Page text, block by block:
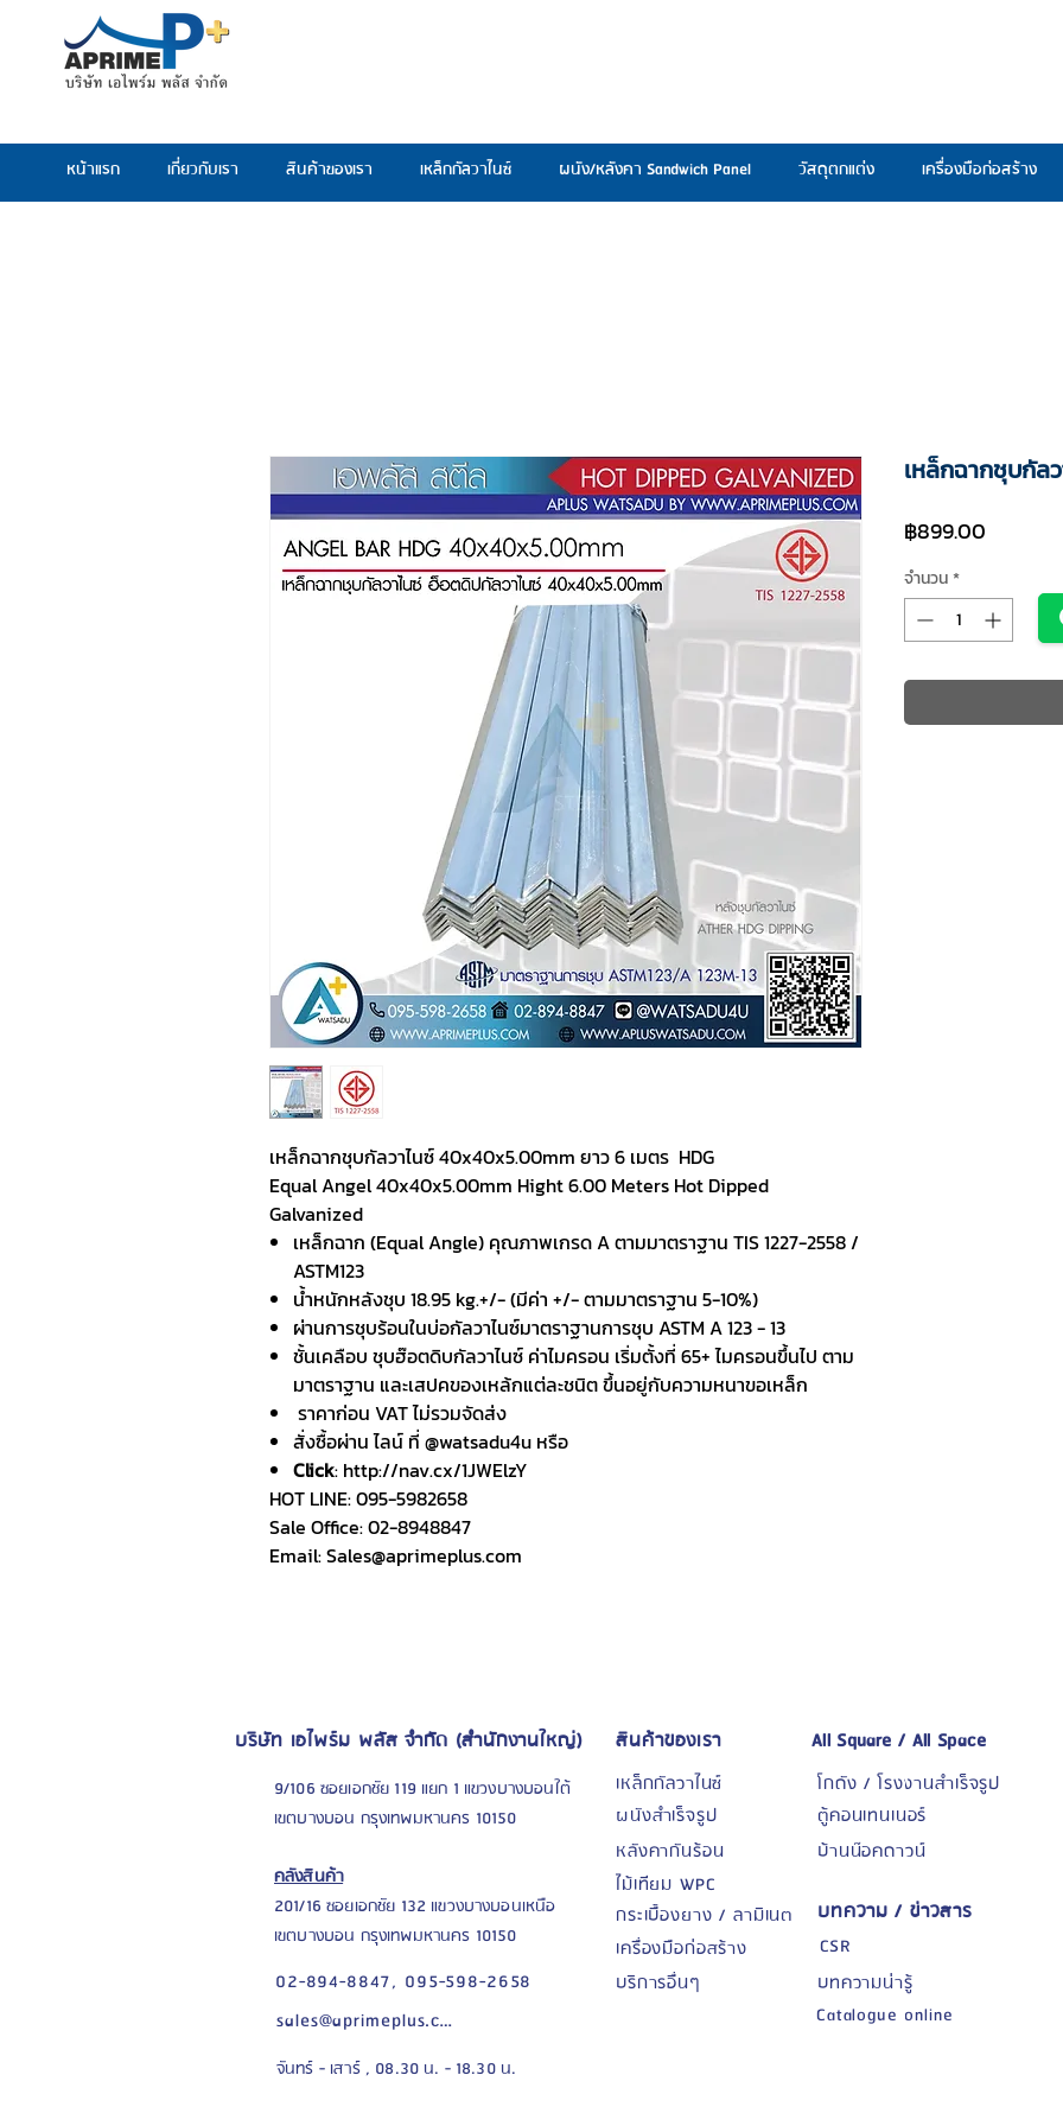
หน้าแรก เกี่ยวกับเรา สินค้าของเรา เหล็กกัลวาไนซ์ ผนัง/หลังคา Sandwich Panel วัสดุตกแต่ง เครื่องมือก่อสร้าง
เหล็กฉากชุบกัลวาไนซ์ 40x40x5.00mm ยาว 6 เมตร HDG
Equal Angel 40x40x5.00mm Hight 6.00 Meters Hot Dipped
Galvanized
เหล็กฉาก (Equal Angle) คุณภาพเกรด A ตามมาตราฐาน TIS 1227-2558 /
ASTM123
น้ำหนักหลังชุบ 18.95 kg.+/- (มีค่า +/- ตามมาตราฐาน 5-10%)
ผ่านการชุบร้อนในบ่อกัลวาไนซ์มาตราฐานการชุบ ASTM A 123 - 13
ชั้นเคลือบ ชุบฮ๊อตดิบกัลวาไนซ์ ค่าไมครอน เริ่มตั้งที่ 65+ ไมครอนขึ้นไป ตาม
มาตราฐาน และเสปคของเหล้กแต่ละชนิต ขึ้นอยู่กับความหนาขอเหล็ก
ราคาก่อน VAT ไม่รวมจัดส่ง
สั่งซื้อผ่าน ไลน์ ที่ @watsadu4u หรือ
Click: http://nav.cx/1JWElzY
HOT LINE: 095-5982658
Sale Office: 02-8948847
Email: Sales@aprimeplus.com
เหล็กฉากชุบกัล
฿899.00
จำนวน*
บริษัท เอไพร์ม พลัส จำกัด (สำนักงานใหญ่)
9/106 ซอยเอกชัย 119 แยก 1 แขวงบางบอนใต้
เขตบางบอน กรุงเทพมหานคร 10150
คลังสินค้า
201/16 ซอยเอกชัย 132 แขวงบางบอนเหนือ
เขตบางบอน กรุงเทพมหานคร 10150
02-894-8847, 095-598-2658
sales@aprimeplus.com
จันทร์ - เสาร์ , 08.30 น. - 18.30 น.
สินค้าของเรา
เหล็กกัลวาไนซ์
ผนังสำเร็จรูป
หลังคากันร้อน
ไม้เทียม WPC
กระเบื้องยาง / ลามิเนต
เครื่องมือก่อสร้าง
บริการอื่นๆ
All Square / All Space
โกดัง / โรงงานสำเร็จรูป
ตู้คอนเทนเนอร์
บ้านน๊อคดาวน์
บทความ / ข่าวสาร
CSR
บทความน่ารู้
Catalogue online